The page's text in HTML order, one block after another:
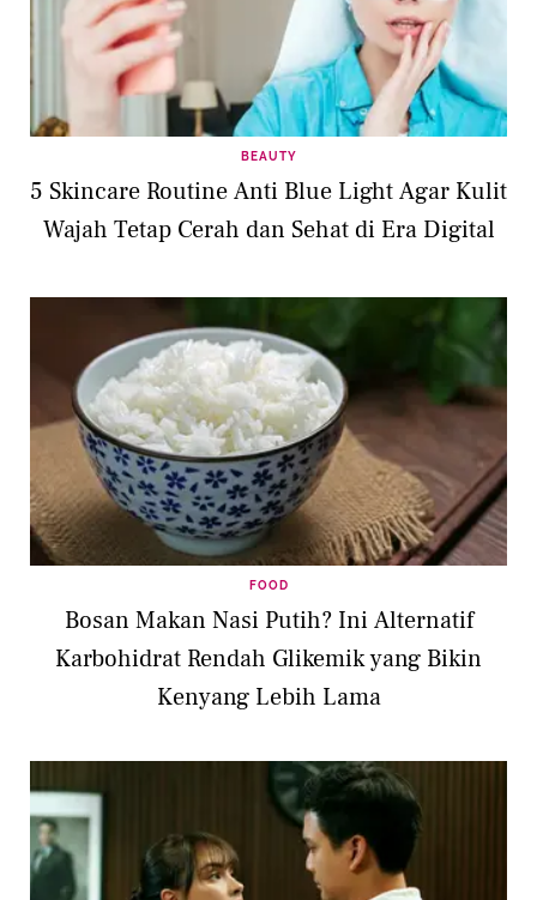
BEAUTY
5 Skincare Routine Anti Blue Light Agar Kulit
Wajah Tetap Cerah dan Sehat di Era Digital
FOOD
Bosan Makan Nasi Putih? Ini Alternatif
Karbohidrat Rendah Glikemik yang Bikin
Kenyang Lebih Lama